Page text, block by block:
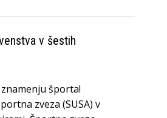
v šestih
športa!
zveza (SUSA) v